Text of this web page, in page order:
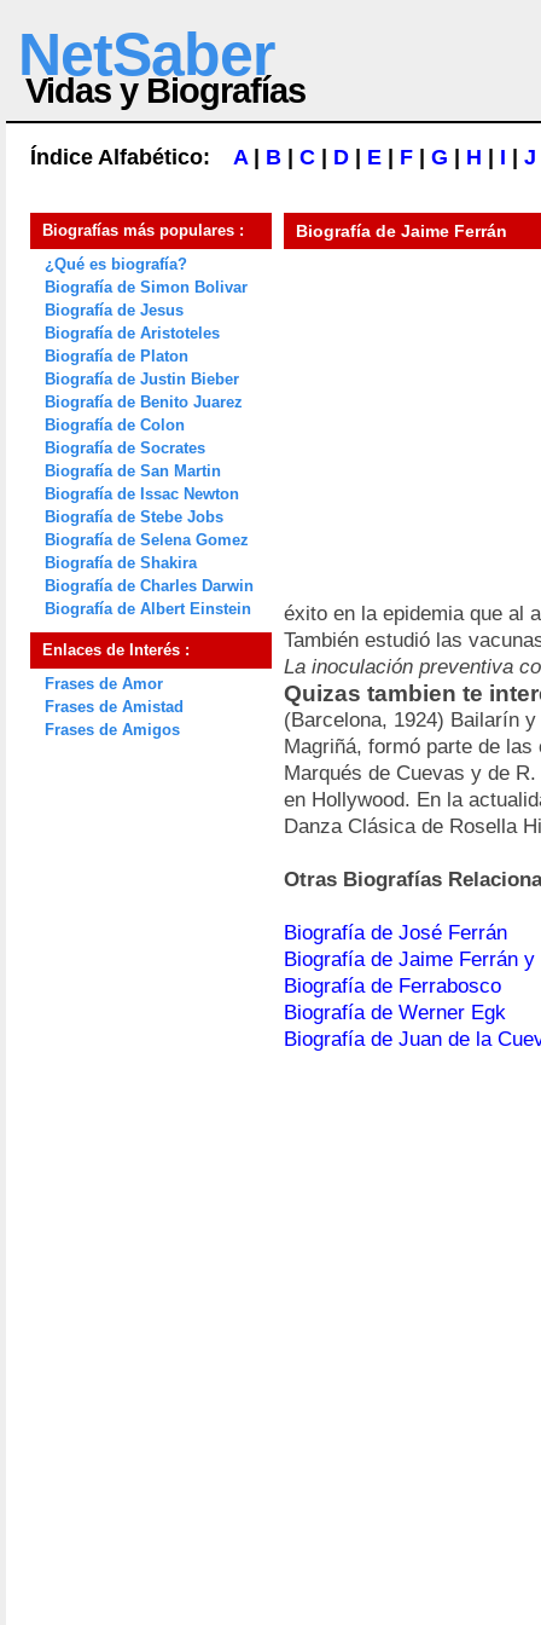
NetSaber
Vidas y Biografías
Índice Alfabético: A| B C D E F G H I J
Biografías más populares :
¿Qué es biografía?
Biografía de Simon Bolivar
Biografía de Jesus
Biografía de Aristoteles
Biografía de Platon
Biografía de Justin Bieber
Biografía de Benito Juarez
Biografía de Colon
Biografía de Socrates
Biografía de San Martin
Biografía de Issac Newton
Biografía de Stebe Jobs
Biografía de Selena Gomez
Biografía de Shakira
Biografía de Charles Darwin
Biografía de Albert Einstein
Enlaces de Interés :
Frases de Amor
Frases de Amistad
Frases de Amigos
Biografía de Jaime Ferrán
éxito en la epidemia que al
También estudió las
La inoculación preventiva
Quizas tambien te
(Barcelona, 1924) Bailarín
Magriñá, formó parte de
Marqués de Cuevas y de
en Hollywood. En la
Danza Clásica de Rosella
Otras Biografías
Biografía de José Ferrán
Biografía de Jaime Ferrán y
Biografía de Ferrabosco
Biografía de Werner Egk
Biografía de Juan de la